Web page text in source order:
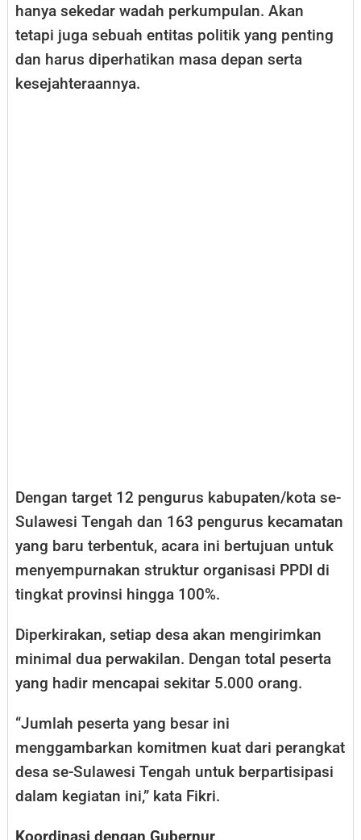
hanya sekedar wadah perkumpulan. Akan
tetapi juga sebuah entitas politik yang penting
dan harus diperhatikan masa depan serta
kesejahteraannya.
Dengan target 12 pengurus kabupaten/kota se-
Sulawesi Tengah dan 163 pengurus kecamatan
yang baru terbentuk, acara ini bertujuan untuk
menyempurnakan struktur organisasi PPDI di
tingkat provinsi hingga 100%.
Diperkirakan, setiap desa akan mengirimkan
minimal dua perwakilan. Dengan total peserta
yang hadir mencapai sekitar 5.000 orang.
“Jumlah peserta yang besar ini
menggambarkan komitmen kuat dari perangkat
desa se-Sulawesi Tengah untuk berpartisipasi
dalam kegiatan ini,” kata Fikri.
Koordinasi dengan Gubernur